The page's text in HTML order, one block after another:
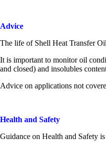
Advice
The life of Shell Heat Transfer
It is important to monitor oil
and closed) and insolubles
Advice on applications not
Health and Safety
Guidance on Health and Safety